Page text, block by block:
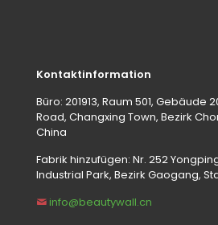
Kontaktinformation
Büro: 201913, Raum 501, Gebäude
Road, Changxing Town, Bezirk
China
Fabrik hinzufügen: Nr. 252
Industrial Park, Bezirk Gaogang,
info@beautywall.cn